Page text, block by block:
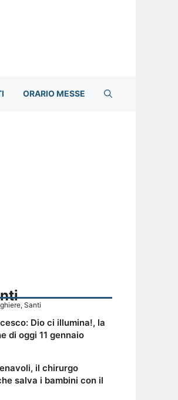
ORARIO MESSE
, Santi
Dio ci illumina!, la
di oggi 11 gennaio
il chirurgo
salva i bambini con il